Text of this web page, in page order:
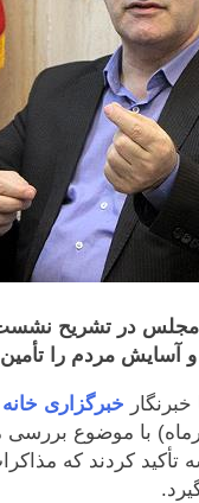
در تشریح نشست
خبرگزاری
کردند که